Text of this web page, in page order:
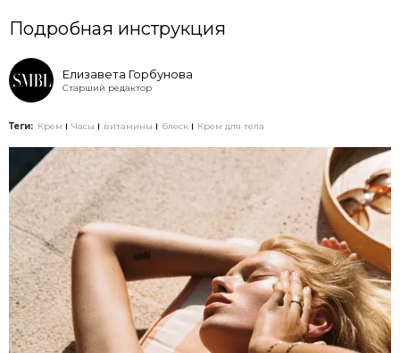
Подробная инструкция
Елизавета Горбунова
Старший редактор
Теги: Крем Часы витамины блеск Крем для тела